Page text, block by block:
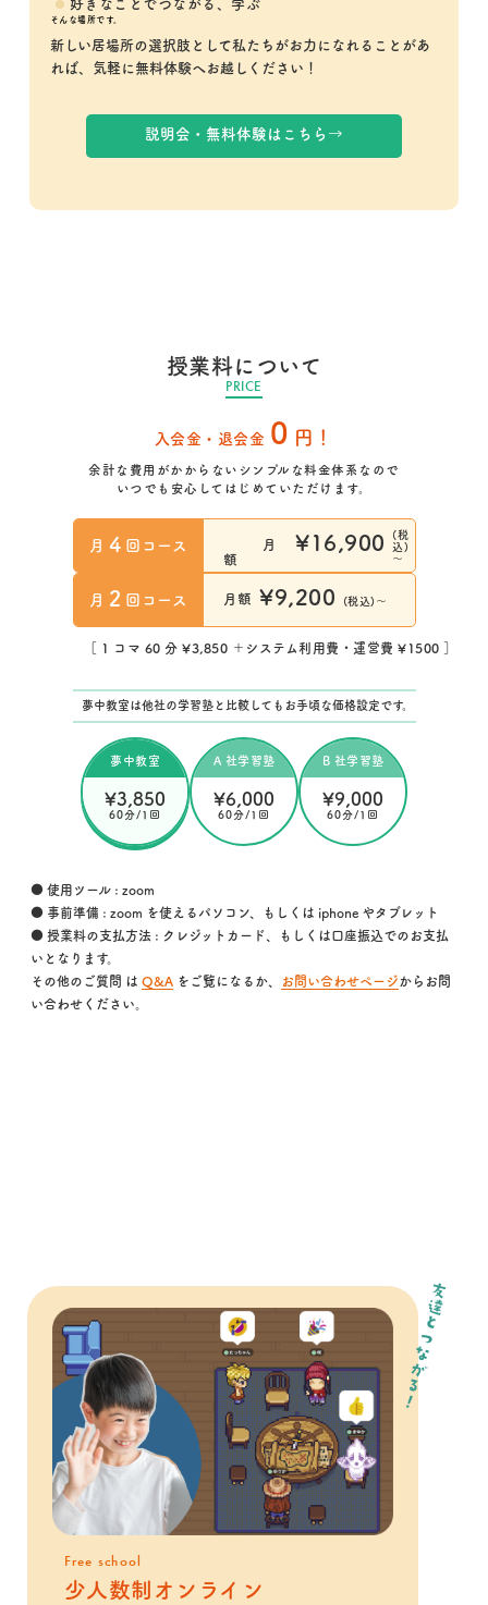
好きなことでつながる、学ぶ
そんな場所です。
新しい居場所の選択肢として私たちがお力になれることがあ
れば、気軽に無料体験へお越しください！
説明会・無料体験はこちら →
授業料について
PRICE
入会金・退会金 0 円！
余計な費用がかからないシンプルな料金体系なので
いつでも安心してはじめていただけます。
月4 回コース
月
額
¥16,900
(税
込)
～
月 2 回コース 月額 ¥9,200 (税込)～
［ 1 コマ 60 分 ¥3,850 ＋システム利用費・運営費 ¥1500 ］
夢中教室は他社の学習塾と比較してもお手頃な価格設定です。
夢中教室
¥3,850
60分/1回
A 社学習塾
¥6,000
60分/1回
B 社学習塾
¥9,000
60分/1回
● 使用ツール : zoom
● 事前準備 : zoom を使えるパソコン、もしくは iphone やタブレット
● 授業料の支払方法 : クレジットカード、もしくは口座振込でのお支払
いとなります。
その他のご質問 はQ&A をご覧になるか、 お問い合わせページ からお問
い合わせください。
Free school
少人数制オンライン
友達とつながる！